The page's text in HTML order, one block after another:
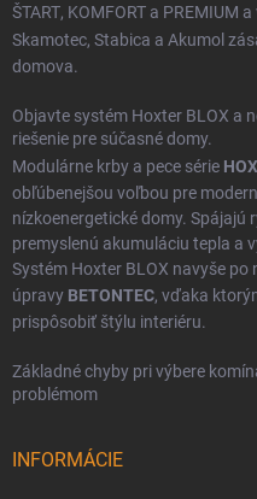
ŠTART, KOMFORT a PREMIUM a
Skamotec, Stabica a Akumol
domova.
Objavte systém Hoxter BLOX a
riešenie pre súčasné domy.
Modulárne krby a pece série
obľúbenejšou voľbou pre
nízkoenergetické domy. Spájajú
premyslenú akumuláciu tepla a
Systém Hoxter BLOX navyše
úpravy BETONTEC, vďaka
prispôsobiť štýlu interiéru.
Základné chyby pri výbere
problémom
INFORMÁCIE